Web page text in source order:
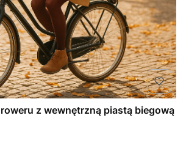
roweru z wewnętrzną piastą biegową